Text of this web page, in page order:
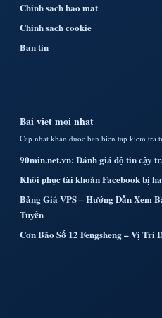
Chinh sach bao mat
Chinh sach cookie
Ban tin
Bai viet moi nhat
Cap nhat khan duoc ban bien tap kiem tra
90min.net.vn: Đánh giá độ tin cậy
Khôi phục tài khoản Facebook bị
Bảng Giá VPS – Hướng Dẫn Xem
Tuyến
Cơn Bão Số 12 Fengsheng – Vị Trí